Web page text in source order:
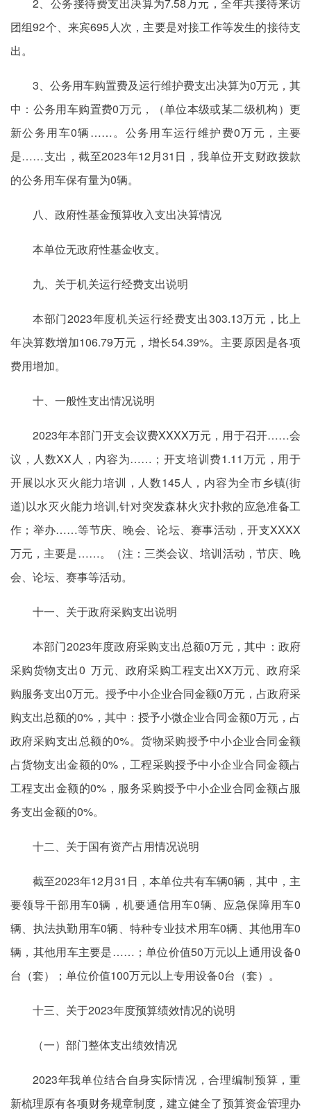
团组92个、来宾695人次，主要是对接工作等发生的接待支
出。
3、公务用车购置费及运行维护费支出决算为0万元，其
中：公务用车购置费0万元，（单位本级或某二级机构）更
新公务用车0辆……。公务用车运行维护费0万元，主要
是……支出，截至2023年12月31日，我单位开支财政拨款
的公务用车保有量为0辆。
八、政府性基金预算收入支出决算情况
本单位无政府性基金收支。
九、关于机关运行经费支出说明
本部门2023年度机关运行经费支出303.13万元，比上
年决算数增加106.79万元，增长54.39%。主要原因是各项
费用增加。
十、一般性支出情况说明
2023年本部门开支会议费XXXX万元，用于召开……会
议，人数XX人，内容为……；开支培训费1.11万元，用于
开展以水灭火能力培训，人数145人，内容为全市乡镇(街
道)以水灭火能力培训,针对突发森林火灾扑救的应急准备工
作；举办……等节庆、晚会、论坛、赛事活动，开支XXXX
万元，主要是……。（注：三类会议、培训活动，节庆、晚
会、论坛、赛事等活动。
十一、关于政府采购支出说明
本部门2023年度政府采购支出总额0万元，其中：政府
采购货物支出0 万元、政府采购工程支出XX万元、政府采
购服务支出0万元。授予中小企业合同金额0万元，占政府采
购支出总额的0%，其中：授予小微企业合同金额0万元，占
政府采购支出总额的0%。货物采购授予中小企业合同金额
占货物支出金额的0%，工程采购授予中小企业合同金额占
工程支出金额的0%，服务采购授予中小企业合同金额占服
务支出金额的0%。
十二、关于国有资产占用情况说明
截至2023年12月31日，本单位共有车辆0辆，其中，主
要领导干部用车0辆，机要通信用车0辆、应急保障用车0
辆、执法执勤用车0辆、特种专业技术用车0辆、其他用车0
辆，其他用车主要是……；单位价值50万元以上通用设备0
台（套）；单位价值100万元以上专用设备0台（套）。
十三、关于2023年度预算绩效情况的说明
（一）部门整体支出绩效情况
2023年我单位结合自身实际情况，合理编制预算，重
新梳理原有各项财务规章制度，建立健全了预算资金管理办